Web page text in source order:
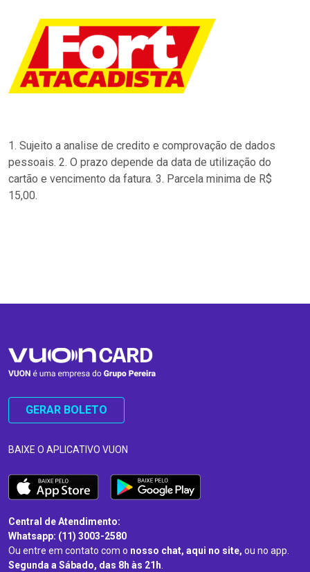
1. Sujeito a analise de credito e comprovação de dados
pessoais. 2. O prazo depende da data de utilização do
cartão e vencimento da fatura. 3. Parcela minima de R$
15,00.
GERAR BOLETO
BAIXE O APLICATIVO VUON
Central de Atendimento:
Whatsapp: (11) 3003-2580
Ou entre em contato com o nosso chat, aqui no site, ou no app.
Segunda a Sábado, das 8h às 21h.